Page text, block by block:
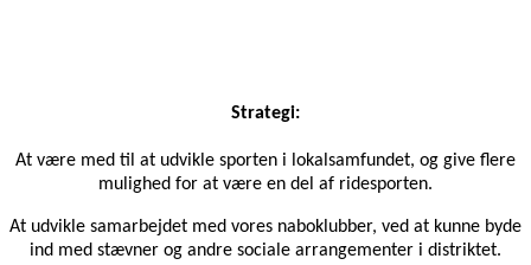
Strategi:
At være med til at udvikle sporten i lokalsamfundet, og give flere
mulighed for at være en del af ridesporten.
At udvikle samarbejdet med vores naboklubber, ved at kunne byde
ind med stævner og andre sociale arrangementer i distriktet.